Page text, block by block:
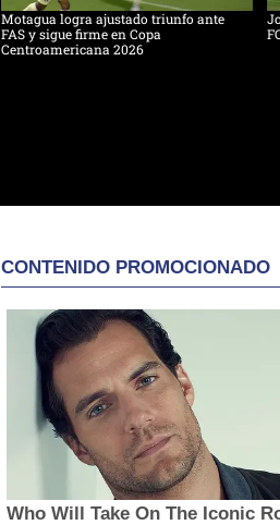
Motagua logra ajustado triunfo ante
FAS y sigue firme en Copa
Centroamericana 2026
CONTENIDO PROMOCIONADO
Who Will Take On The Iconic